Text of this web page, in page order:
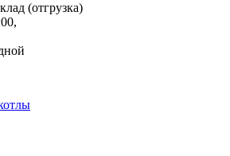
(отгрузка)